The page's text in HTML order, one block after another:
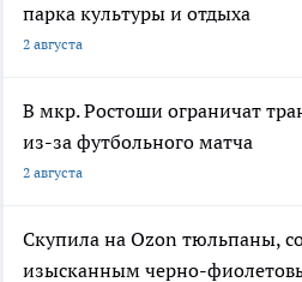
парка культуры и отдыха
2 августа
В мкр. Ростоши ограничат
из-за футбольного матча
2 августа
Скупила на Ozon тюльпаны,
изысканным черно-